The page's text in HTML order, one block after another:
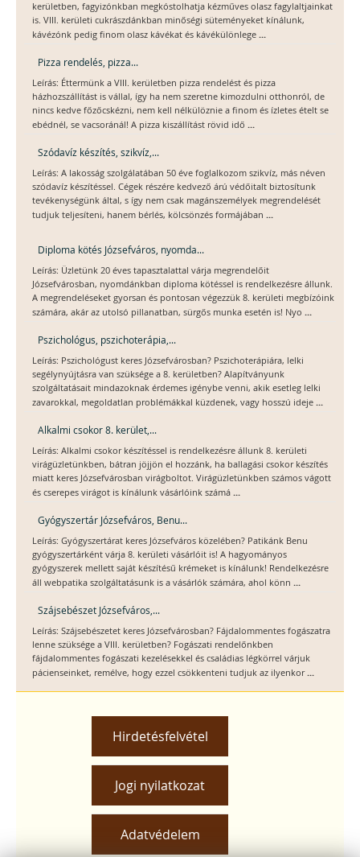
kerületben, fagyizónkban megkóstolhatja kézműves olasz fagylaltjainkat
is. VIII. kerületi cukrászdánkban minőségi süteményeket kínálunk,
kávézónk pedig finom olasz kávékat és kávékülönlege ...
Pizza rendelés, pizza...
Leírás: Éttermünk a VIII. kerületben pizza rendelést és pizza
házhozszállítást is vállal, így ha nem szeretne kimozdulni otthonról, de
nincs kedve főzőcskézni, nem kell nélkülöznie a finom és ízletes ételt se
ebédnél, se vacsoránál! A pizza kiszállítást rövid idő ...
Szódavíz készítés, szikvíz,...
Leírás: A lakosság szolgálatában 50 éve foglalkozom szikvíz, más néven
szódavíz készítéssel. Cégek részére kedvező árú védőitalt biztosítunk
tevékenységünk által, s így nem csak magánszemélyek megrendelését
tudjuk teljesíteni, hanem bérlés, kölcsönzés formájában ...
Diploma kötés Józsefváros, nyomda...
Leírás: Üzletünk 20 éves tapasztalattal várja megrendelőit
Józsefvárosban, nyomdánkban diploma kötéssel is rendelkezésre állunk.
A megrendeléseket gyorsan és pontosan végezzük 8. kerületi megbízóink
számára, akár az utolsó pillanatban, sürgős munka esetén is! Nyo ...
Pszichológus, pszichoterápia,...
Leírás: Pszichológust keres Józsefvárosban? Pszichoterápiára, lelki
segélynyújtásra van szüksége a 8. kerületben? Alapítványunk
szolgáltatásait mindazoknak érdemes igénybe venni, akik esetleg lelki
zavarokkal, megoldatlan problémákkal küzdenek, vagy hosszú ideje ...
Alkalmi csokor 8. kerület,...
Leírás: Alkalmi csokor készítéssel is rendelkezésre állunk 8. kerületi
virágüzletünkben, bátran jöjjön el hozzánk, ha ballagási csokor készítés
miatt keres Józsefvárosban virágboltot. Virágüzletünkben számos vágott
és cserepes virágot is kínálunk vásárlóink számá ...
Gyógyszertár Józsefváros, Benu...
Leírás: Gyógyszertárat keres Józsefváros közelében? Patikánk Benu
gyógyszertárként várja 8. kerületi vásárlóit is! A hagyományos
gyógyszerek mellett saját készítésű krémeket is kínálunk! Rendelkezésre
áll webpatika szolgáltatásunk is a vásárlók számára, ahol könn ...
Szájsebészet Józsefváros,...
Leírás: Szájsebészetet keres Józsefvárosban? Fájdalommentes fogászatra
lenne szüksége a VIII. kerületben? Fogászati rendelőnkben
fájdalommentes fogászati kezelésekkel és családias légkörrel várjuk
pácienseinket, remélve, hogy ezzel csökkenteni tudjuk az ilyenkor...
Hirdetésfelvétel
Jogi nyilatkozat
Adatvédelem